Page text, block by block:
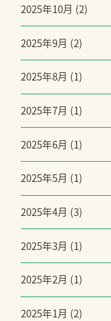
2025年10月 (2)
2025年9月 (2)
2025年8月 (1)
2025年7月 (1)
2025年6月 (1)
2025年5月 (1)
2025年4月 (3)
2025年3月 (1)
2025年2月 (1)
2025年1月 (2)